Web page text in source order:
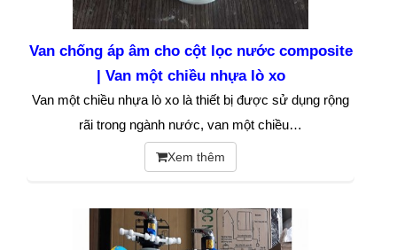
Van chống áp âm cho cột lọc nước composite
| Van một chiều nhựa lò xo
Van một chiều nhựa lò xo là thiết bị được sử dụng rộng
rãi trong ngành nước, van một chiều…
Xem thêm